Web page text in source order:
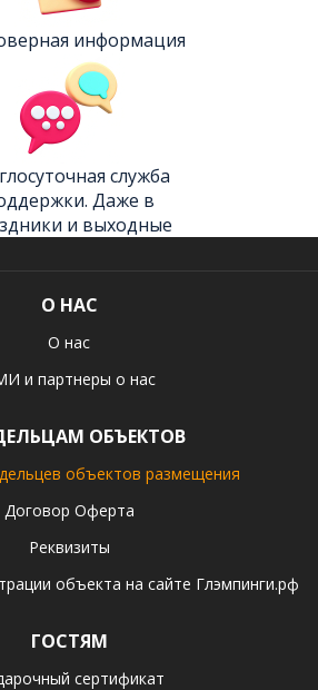
информация
служба
Даже в
и выходные
О НАС
О нас
и партнеры о нас
ОБЪЕКТОВ
объектов размещения
Договор Оферта
Реквизиты
объекта на сайте Глэмпинги.рф
ГОСТЯМ
сертификат